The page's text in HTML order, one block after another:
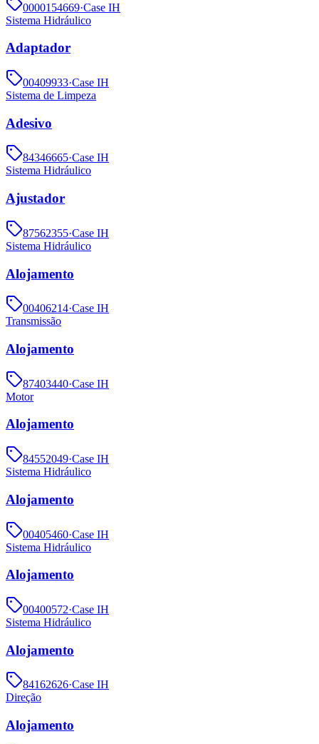
0000154669·Case IH
Sistema Hidráulico
Adaptador
00409933·Case IH
Sistema de Limpeza
Adesivo
84346665·Case IH
Sistema Hidráulico
Ajustador
87562355·Case IH
Sistema Hidráulico
Alojamento
00406214·Case IH
Transmissão
Alojamento
87403440·Case IH
Motor
Alojamento
84552049·Case IH
Sistema Hidráulico
Alojamento
00405460·Case IH
Sistema Hidráulico
Alojamento
00400572·Case IH
Sistema Hidráulico
Alojamento
84162626·Case IH
Direção
Alojamento